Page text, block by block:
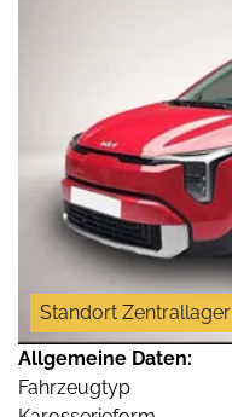
Standort Zentrallager
Allgemeine Daten:
Fahrzeugtyp